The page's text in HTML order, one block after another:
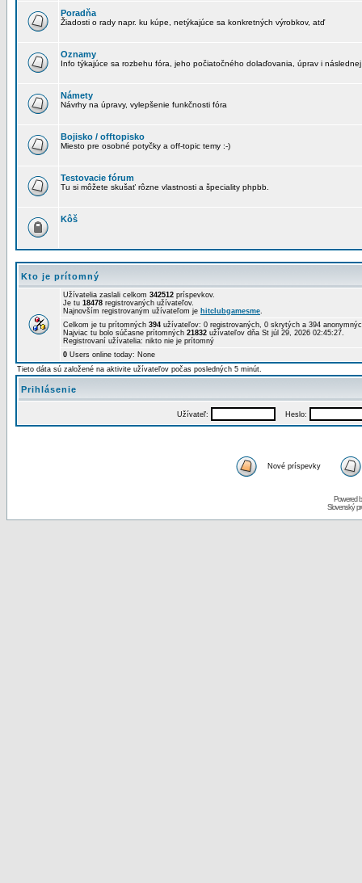
Poradňa
Žiadosti o rady napr. ku kúpe, netýkajúce sa konkretných výrobkov, atď
Oznamy
Info týkajúce sa rozbehu fóra, jeho počiatočného dolaďovania, úprav i
Námety
Návrhy na úpravy, vylepšenie funkčnosti fóra
Bojisko / offtopisko
Miesto pre osobné potyčky a off-topic temy :-)
Testovacie fórum
Tu si môžete skušať rôzne vlastnosti a špeciality phpbb.
Kôš
Kto je prítomný
Užívatelia zaslali celkom 342512 príspevkov.
Je tu 18478 registrovaných užívateľov.
Najnovším registrovaným užívateľom je hitclubgamesme.
Celkom je tu prítomných 394 užívateľov: 0 registrovaných, 0 skrytých a 394
Najviac tu bolo súčasne prítomných 21832 užívateľov dňa St júl 29, 2026 02:45:27.
Registrovaní užívatelia: nikto nie je prítomný
0 Users online today: None
Tieto dáta sú založené na aktivite užívateľov počas posledných 5 minút.
Prihlásenie
Užívateľ: Heslo:
Nové príspevky
Powered
Slovenský